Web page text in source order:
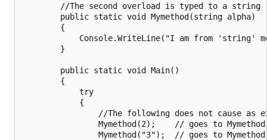
        //The second overload is typed to a string
        public static void Mymethod(string alpha)
        {
Console.WriteLine("I am from 'string'
        }
        public static void Main()
        {
            try
            {
//The following does not cause as
Mymethod(2);    // goes to
Mymethod("3");  // goes to